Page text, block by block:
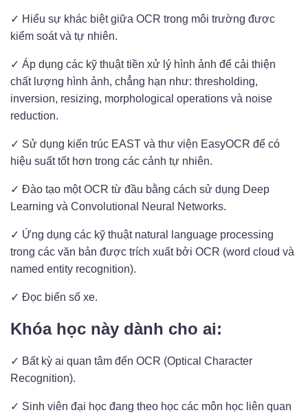
✓ Hiểu sự khác biệt giữa OCR trong môi trường được
kiểm soát và tự nhiên.
✓ Áp dụng các kỹ thuật tiền xử lý hình ảnh để cải thiện
chất lượng hình ảnh, chẳng hạn như: thresholding,
inversion, resizing, morphological operations và noise
reduction.
✓ Sử dụng kiến ​​trúc EAST và thư viện EasyOCR để có
hiệu suất tốt hơn trong các cảnh tự nhiên.
✓ Đào tạo một OCR từ đầu bằng cách sử dụng Deep
Learning và Convolutional Neural Networks.
✓ Ứng dụng các kỹ thuật natural language processing
trong các văn bản được trích xuất bởi OCR (word cloud và
named entity recognition).
✓ Đọc biển số xe.
Khóa học này dành cho ai:
✓ Bất kỳ ai quan tâm đến OCR (Optical Character
Recognition).
✓ Sinh viên đại học đang theo học các môn học liên quan